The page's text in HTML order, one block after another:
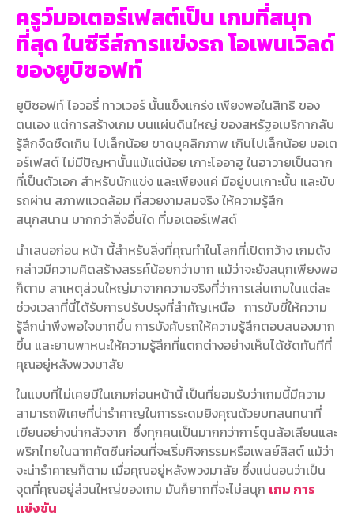
ครูว์มอเตอร์เฟสต์เป็น เกมที่สนุก
ที่สุด ในซีรีส์การแข่งรถ โอเพนเวิลด์
ของยูบิซอฟท์
ยูบิซอฟท์ ไอวอรี่ ทาวเวอร์ นั้นแข็งแกร่ง เพียงพอในสิทธิ ของ
ตนเอง แต่การสร้างเกม บนแผ่นดินใหญ่ ของสหรัฐอเมริกากลับ
รู้สึกจืดชืดเกิน ไปเล็กน้อย ขาดบุคลิกภาพ เกินไปเล็กน้อย มอเต
อร์เฟสต์ ไม่มีปัญหานั้นแม้แต่น้อย เกาะโออาฮู ในฮาวายเป็นฉาก
ที่เป็นตัวเอก สำหรับนักแข่ง และเพียงแค่ มีอยู่บนเกาะนั้น และขับ
รถผ่าน สภาพแวดล้อม ที่สวยงามสมจริง ให้ความรู้สึก
สนุกสนาน มากกว่าสิ่งอื่นใด ที่มอเตอร์เฟสต์
นำเสนอก่อน หน้า นี้สำหรับสิ่งที่คุณทำในโลกที่เปิดกว้าง เกมดัง
กล่าวมีความคิดสร้างสรรค์น้อยกว่ามาก แม้ว่าจะยังสนุกเพียงพอ
ก็ตาม สาเหตุส่วนใหญ่มาจากความจริงที่ว่าการเล่นเกมในแต่ละ
ช่วงเวลาที่นี่ได้รับการปรับปรุงที่สำคัญเหนือ การขับขี่ให้ความ
รู้สึกน่าพึงพอใจมากขึ้น การบังคับรถให้ความรู้สึกตอบสนองมาก
ขึ้น และยานพาหนะให้ความรู้สึกที่แตกต่างอย่างเห็นได้ชัดทันทีที่
คุณอยู่หลังพวงมาลัย
ในแบบที่ไม่เคยมีในเกมก่อนหน้านี้ เป็นที่ยอมรับว่าเกมนี้มีความ
สามารถพิเศษที่น่ารำคาญในการระดมยิงคุณด้วยบทสนทนาที่
เขียนอย่างน่ากลัวจาก ซึ่งทุกคนเป็นมากกว่าการ์ตูนล้อเลียนและ
พริกไทยในฉากคัตซีนก่อนที่จะเริ่มกิจกรรมหรือเพลย์ลิสต์ แม้ว่า
จะน่ารำคาญก็ตาม เมื่อคุณอยู่หลังพวงมาลัย ซึ่งแน่นอนว่าเป็น
จุดที่คุณอยู่ส่วนใหญ่ของเกม มันก็ยากที่จะไม่สนุก เกม การ
แข่งขัน